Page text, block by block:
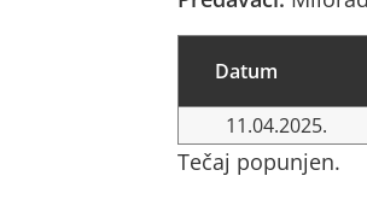
Datum
11.04.2025.
Tečaj popunjen.